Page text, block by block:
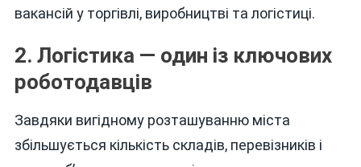
вакансій у торгівлі, виробництві та логістиці.
2. Логістика — один із ключових
роботодавців
Завдяки вигідному розташуванню міста
збільшується кількість складів, перевізників і